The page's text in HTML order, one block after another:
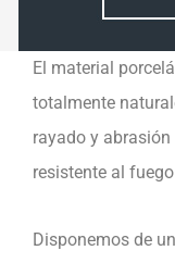
El material
totalmente
rayado y
resistente al
Disponemos de